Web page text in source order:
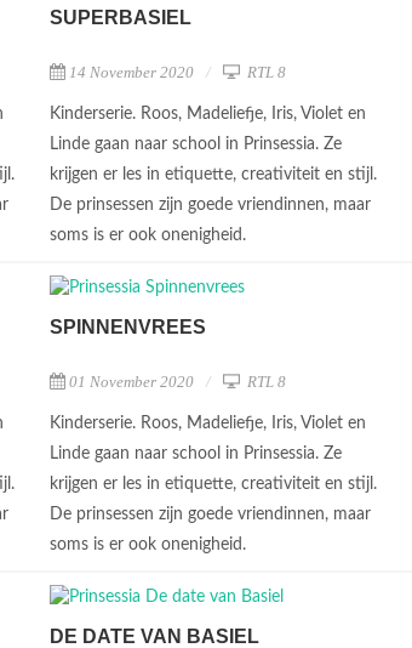
SUPERBASIEL
14 November 2020 RTL 8
Kinderserie. Roos, Madeliefje, Iris, Violet en
Linde gaan naar school in Prinsessia. Ze
krijgen er les in etiquette, creativiteit en stijl.
De prinsessen zijn goede vriendinnen, maar
soms is er ook onenigheid.
SPINNENVREES
01 November 2020 RTL 8
Kinderserie. Roos, Madeliefje, Iris, Violet en
Linde gaan naar school in Prinsessia. Ze
krijgen er les in etiquette, creativiteit en stijl.
De prinsessen zijn goede vriendinnen, maar
soms is er ook onenigheid.
DE DATE VAN BASIEL